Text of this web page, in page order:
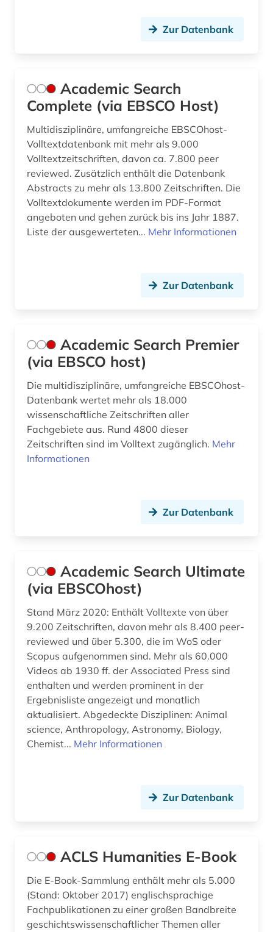
buchgeschichte (2)
buchhandel (2)
buchkunde (1)
buchrolle (1)
byzantinistik (4)
bäumker (1)
böhmische länder (1)
calvin (2)
calvin, jean | theologe; reformator (1)
cesare orsenigo (1)
chemie (6)
china (4)
choral (2)
chorgestühl (1)
christen (1)
christentum (36)
christianisierung (1)
christliche ikonographie (1)
christliche mission (1)
chronik (1)
Zur Datenbank
Academic Search
Complete (via EBSCO Host)
Multidisziplinäre, umfangreiche EBSCOhost-
Volltextdatenbank mit mehr als 9.000
Volltextzeitschriften, davon ca. 7.800 peer
reviewed. Zusätzlich enthält die Datenbank
Abstracts zu mehr als 13.800 Zeitschriften. Die
Volltextdokumente werden im PDF-Format
angeboten und gehen zurück bis ins Jahr 1887.
Liste der ausgewerteten... Mehr Informationen
Zur Datenbank
Academic Search Premier
(via EBSCO host)
Die multidisziplinäre, umfangreiche EBSCOhost-
Datenbank wertet mehr als 18.000
wissenschaftliche Zeitschriften aller
Fachgebiete aus. Rund 4800 dieser
Zeitschriften sind im Volltext zugänglich. Mehr
Informationen
Zur Datenbank
Academic Search Ultimate
(via EBSCOhost)
Stand März 2020: Enthält Volltexte von über
9.200 Zeitschriften, davon mehr als 8.400 peer-
reviewed und über 5.300, die im WoS oder
Scopus aufgenommen sind. Mehr als 60.000
Videos ab 1930 ff. der Associated Press sind
enthalten und werden prominent in der
Ergebnisliste angezeigt und monatlich
aktualisiert. Abgedeckte Disziplinen: Animal
science, Anthropology, Astronomy, Biology,
Chemist... Mehr Informationen
Zur Datenbank
ACLS Humanities E-Book
Die E-Book-Sammlung enthält mehr als 5.000
(Stand: Oktober 2017) englischsprachige
Fachpublikationen zu einer großen Bandbreite
geschichtswissenschaftlicher Themen aller